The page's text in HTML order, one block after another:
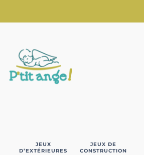
JEUX
D’EXTÉRIEURES
JEUX DE
CONSTRUCTION